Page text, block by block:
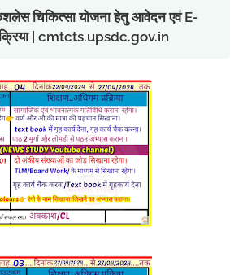
चिकित्सा योजना हेतु आवेदन एवं E-
| cmtcts.upsdc.gov.in